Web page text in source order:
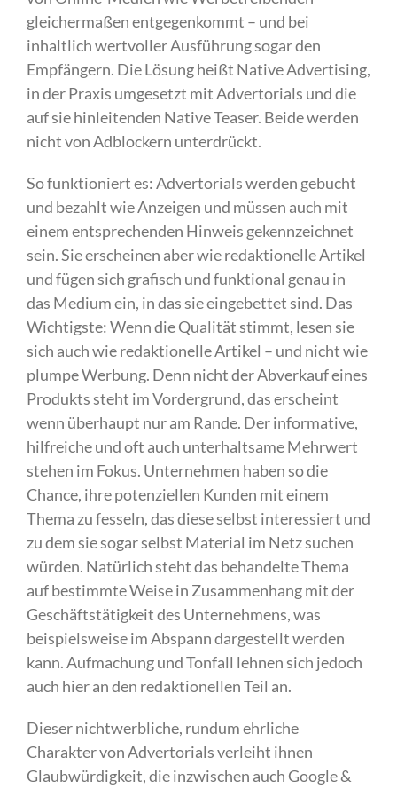
gleichermaßen entgegenkommt – und bei
inhaltlich wertvoller Ausführung sogar den
Empfängern. Die Lösung heißt Native Advertising,
in der Praxis umgesetzt mit Advertorials und die
auf sie hinleitenden Native Teaser. Beide werden
nicht von Adblockern unterdrückt.
So funktioniert es: Advertorials werden gebucht
und bezahlt wie Anzeigen und müssen auch mit
einem entsprechenden Hinweis gekennzeichnet
sein. Sie erscheinen aber wie redaktionelle Artikel
und fügen sich grafisch und funktional genau in
das Medium ein, in das sie eingebettet sind. Das
Wichtigste: Wenn die Qualität stimmt, lesen sie
sich auch wie redaktionelle Artikel – und nicht wie
plumpe Werbung. Denn nicht der Abverkauf eines
Produkts steht im Vordergrund, das erscheint
wenn überhaupt nur am Rande. Der informative,
hilfreiche und oft auch unterhaltsame Mehrwert
stehen im Fokus. Unternehmen haben so die
Chance, ihre potenziellen Kunden mit einem
Thema zu fesseln, das diese selbst interessiert und
zu dem sie sogar selbst Material im Netz suchen
würden. Natürlich steht das behandelte Thema
auf bestimmte Weise in Zusammenhang mit der
Geschäftstätigkeit des Unternehmens, was
beispielsweise im Abspann dargestellt werden
kann. Aufmachung und Tonfall lehnen sich jedoch
auch hier an den redaktionellen Teil an.
Dieser nichtwerbliche, rundum ehrliche
Charakter von Advertorials verleiht ihnen
Glaubwürdigkeit, die inzwischen auch Google &